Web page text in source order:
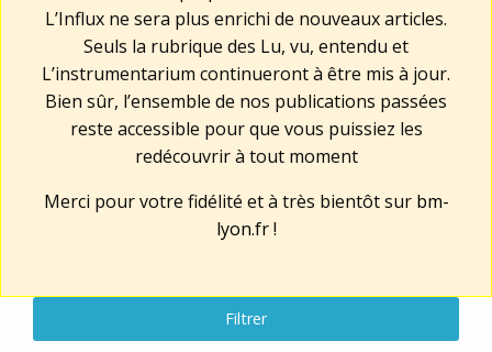
L’Influx ne sera plus enrichi de nouveaux articles.
Seuls la rubrique des Lu, vu, entendu et
L’instrumentarium continueront à être mis à jour.
Bien sûr, l’ensemble de nos publications passées
reste accessible pour que vous puissiez les
redécouvrir à tout moment
Merci pour votre fidélité et à très bientôt sur bm-
lyon.fr!
Filtrer